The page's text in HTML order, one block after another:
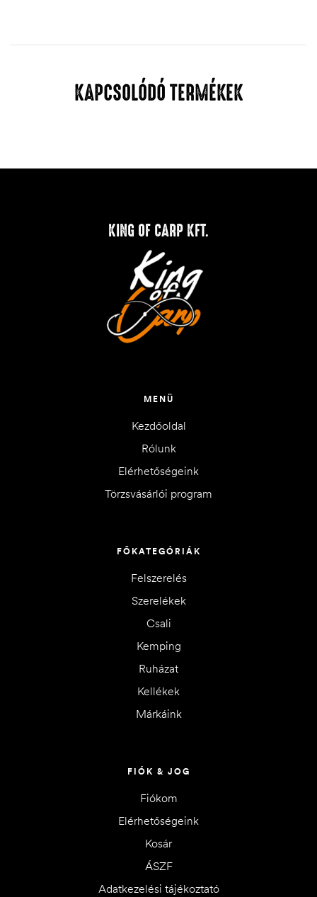
KAPCSOLÓDÓ TERMÉKEK
KING OF CARP KFT.
MENÜ
Kezdőoldal
Rólunk
Elérhetőségeink
Törzsvásárlói program
FŐKATEGÓRIÁK
Felszerelés
Szerelékek
Csali
Kemping
Ruházat
Kellékek
Márkáink
FIÓK & JOG
Fiókom
Elérhetőségeink
Kosár
ÁSZF
Adatkezelési tájékoztató